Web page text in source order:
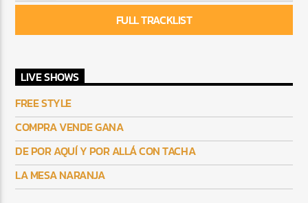
FULL TRACKLIST
LIVE SHOWS
FREE STYLE
COMPRA VENDE GANA
DE POR AQUÍ Y POR ALLÁ CON TACHA
LA MESA NARANJA